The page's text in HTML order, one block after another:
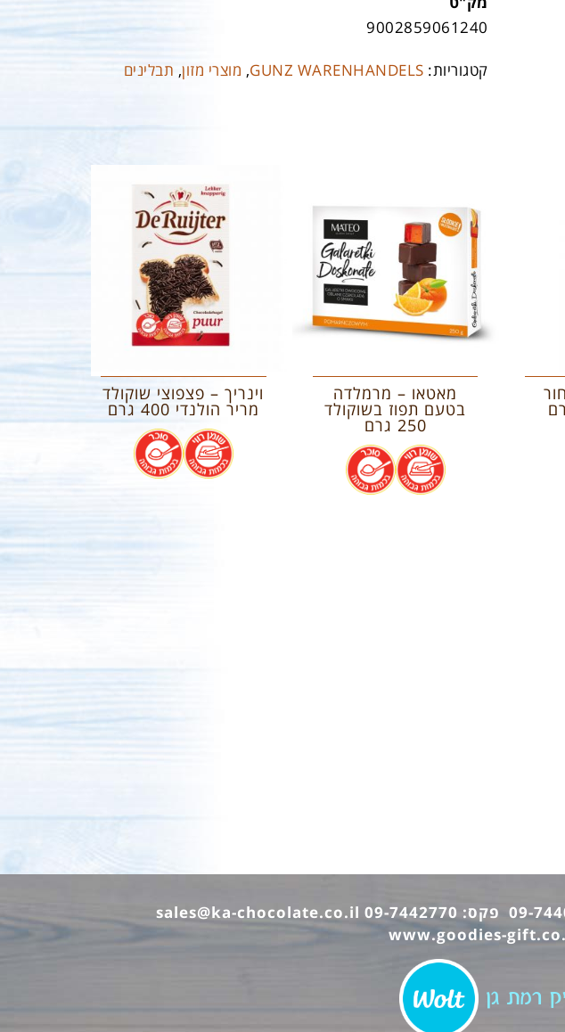
9002859061240
קטגוריות: GUNZ WARENHANDELS
, מוצרי מזון, תבלינים
מאטאו – מרמלדה
בטעם תפוז בשוקולד
250 גרם
.
.
וינריך – פצפוצי שוקולד
מריר הולנדי 400 גרם
.
.
sales@ka-chocolate.co.il
www.goodies-